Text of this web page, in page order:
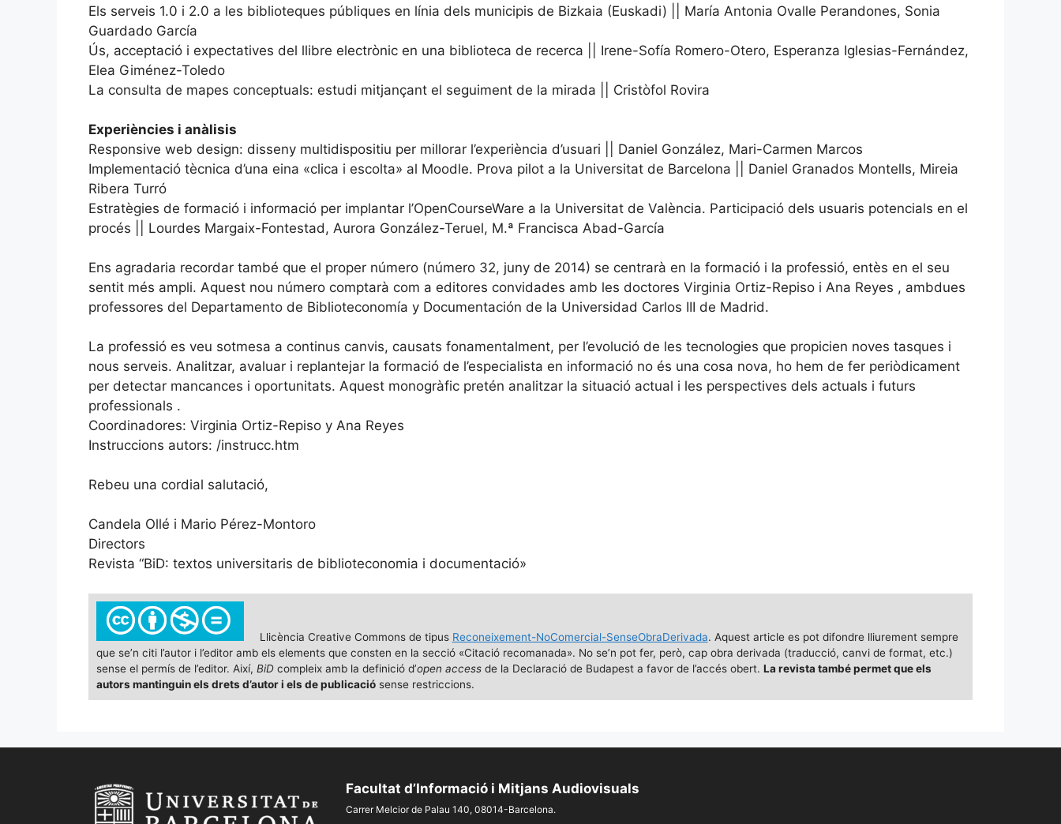
Els serveis 1.0 i 2.0 a les biblioteques públiques en línia dels municipis de Bizkaia (Euskadi) || María Antonia Ovalle Perandones, Sonia
Guardado García
Ús, acceptació i expectatives del llibre electrònic en una biblioteca de recerca || Irene-Sofía Romero-Otero, Esperanza Iglesias-Fernández,
Elea Giménez-Toledo
La consulta de mapes conceptuals: estudi mitjançant el seguiment de la mirada || Cristòfol Rovira
Experiències i anàlisis
Responsive web design: disseny multidispositiu per millorar l’experiència d’usuari || Daniel González, Mari-Carmen Marcos
Implementació tècnica d’una eina «clica i escolta» al Moodle. Prova pilot a la Universitat de Barcelona || Daniel Granados Montells, Mireia
Ribera Turró
Estratègies de formació i informació per implantar l’OpenCourseWare a la Universitat de València. Participació dels usuaris potencials en el
procés || Lourdes Margaix-Fontestad, Aurora González-Teruel, M.ª Francisca Abad-García
Ens agradaria recordar també que el proper número (número 32, juny de 2014) se centrarà en la formació i la professió, entès en el seu
sentit més ampli. Aquest nou número comptarà com a editores convidades amb les doctores Virginia Ortiz-Repiso i Ana Reyes , ambdues
professores del Departamento de Biblioteconomía y Documentación de la Universidad Carlos III de Madrid.
La professió es veu sotmesa a continus canvis, causats fonamentalment, per l’evolució de les tecnologies que propicien noves tasques i
nous serveis. Analitzar, avaluar i replantejar la formació de l’especialista en informació no és una cosa nova, ho hem de fer periòdicament
per detectar mancances i oportunitats. Aquest monogràfic pretén analitzar la situació actual i les perspectives dels actuals i futurs
professionals .
Coordinadores: Virginia Ortiz-Repiso y Ana Reyes
Instruccions autors: /instrucc.htm
Rebeu una cordial salutació,
Candela Ollé i Mario Pérez-Montoro
Directors
Revista “BiD: textos universitaris de biblioteconomia i documentació»
Llicència Creative Commons de tipus Reconeixement-NoComercial-SenseObraDerivada. Aquest article es pot difondre lliurement sempre
que se’n citi l’autor i l’editor amb els elements que consten en la secció «Citació recomanada». No se’n pot fer, però, cap obra derivada (traducció, canvi de format, etc.)
sense el permís de l’editor. Així, BiD compleix amb la definició d’open access de la Declaració de Budapest a favor de l’accés obert. La revista també permet que els
autors mantinguin els drets d’autor i els de publicació sense restriccions.
Facultat d’Informació i Mitjans Audiovisuals
Carrer Melcior de Palau 140, 08014-Barcelona.